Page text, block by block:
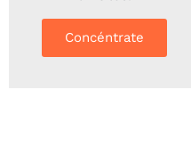
Concéntrate